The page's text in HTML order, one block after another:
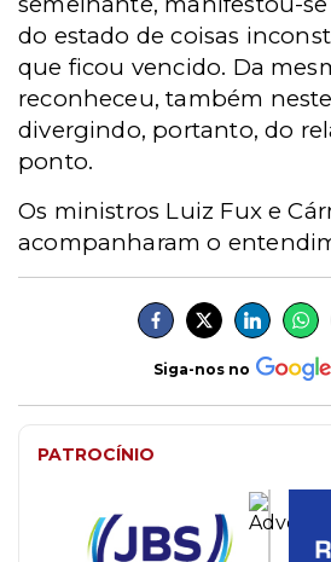
do estado de coisas
que ficou vencido. Da
reconheceu, também
divergindo, portanto, do
ponto.
Os ministros Luiz Fux e
acompanharam o
Siga-nos no
PATROCÍNIO